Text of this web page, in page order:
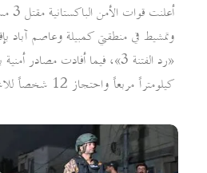
وتمشيط في منطقتي كمبيلة وعاصم آباد
كيلومتراً مربعاً واحتجاز 12 شخصاً للاشتباه بهم